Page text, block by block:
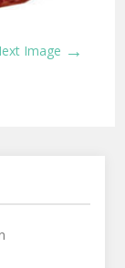
Image →